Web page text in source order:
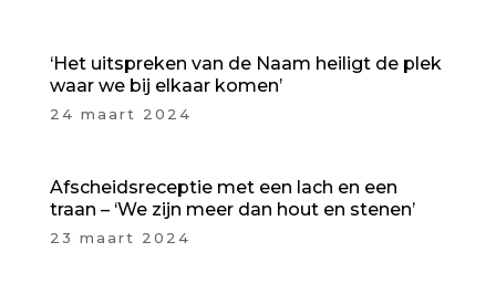
‘Het uitspreken van de Naam heiligt de plek
waar we bij elkaar komen’
24 maart 2024
Afscheidsreceptie met een lach en een
traan – ‘We zijn meer dan hout en stenen’
23 maart 2024